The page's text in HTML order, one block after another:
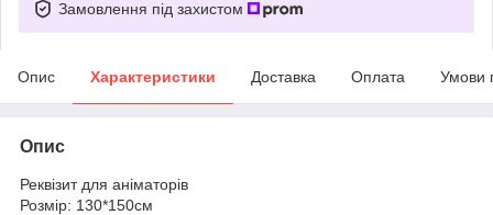
Замовлення під захистом
Опис Характеристики Доставка Оплата Умови
Опис
Реквізит для аніматорів
Розмір: 130*150см